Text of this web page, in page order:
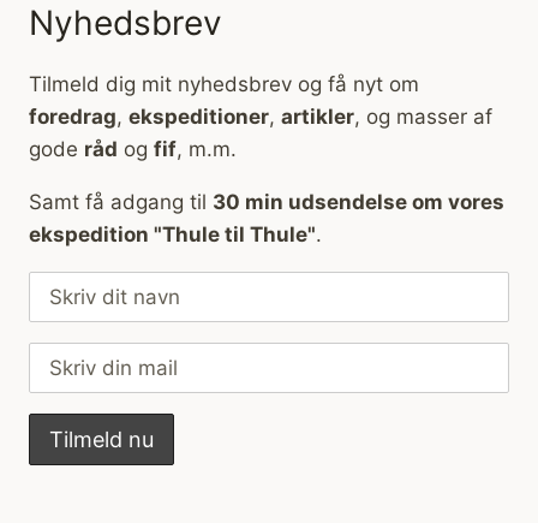
Nyhedsbrev
Tilmeld dig mit nyhedsbrev og få nyt om
foredrag, ekspeditioner, artikler, og masser af
gode råd og fif, m.m.
Samt få adgang til 30 min udsendelse om vores
ekspedition "Thule til Thule".